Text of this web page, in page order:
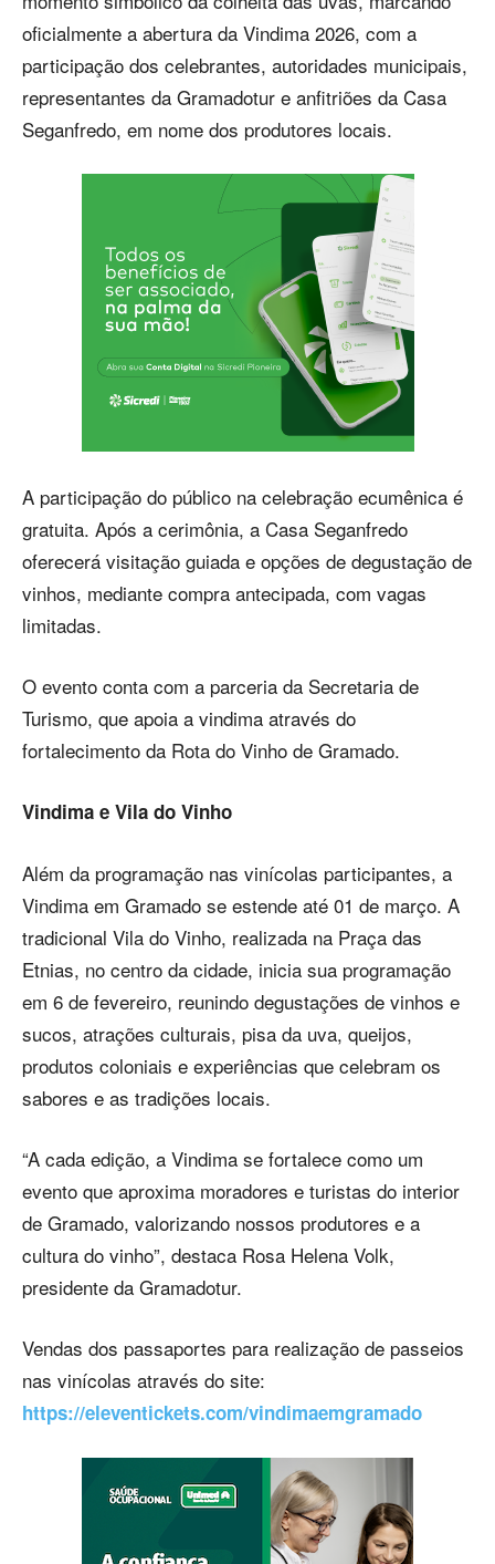
oficialmente a abertura da Vindima 2026, com a
participação dos celebrantes, autoridades municipais,
representantes da Gramadotur e anfitriões da Casa
Seganfredo, em nome dos produtores locais.
A participação do público na celebração ecumênica é
gratuita. Após a cerimônia, a Casa Seganfredo
oferecerá visitação guiada e opções de degustação de
vinhos, mediante compra antecipada, com vagas
limitadas.
O evento conta com a parceria da Secretaria de
Turismo, que apoia a vindima através do
fortalecimento da Rota do Vinho de Gramado.
Vindima e Vila do Vinho
Além da programação nas vinícolas participantes, a
Vindima em Gramado se estende até 01 de março. A
tradicional Vila do Vinho, realizada na Praça das
Etnias, no centro da cidade, inicia sua programação
em 6 de fevereiro, reunindo degustações de vinhos e
sucos, atrações culturais, pisa da uva, queijos,
produtos coloniais e experiências que celebram os
sabores e as tradições locais.
“A cada edição, a Vindima se fortalece como um
evento que aproxima moradores e turistas do interior
de Gramado, valorizando nossos produtores e a
cultura do vinho”, destaca Rosa Helena Volk,
presidente da Gramadotur.
Vendas dos passaportes para realização de passeios
nas vinícolas através do site:
https://eleventickets.com/vindimaemgramado